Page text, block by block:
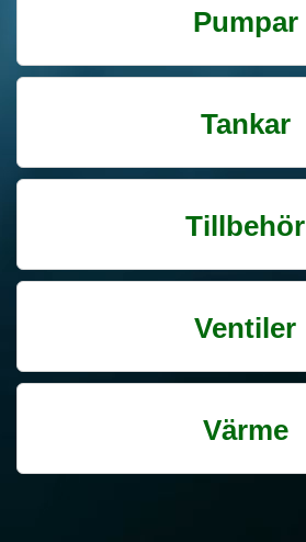
Pumpar
Tankar
Tillbehör
Ventiler
Värme